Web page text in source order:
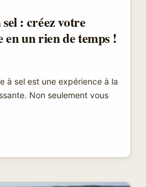
: créez votre
un rien de temps !
à sel est une expérience à la
Non seulement vous